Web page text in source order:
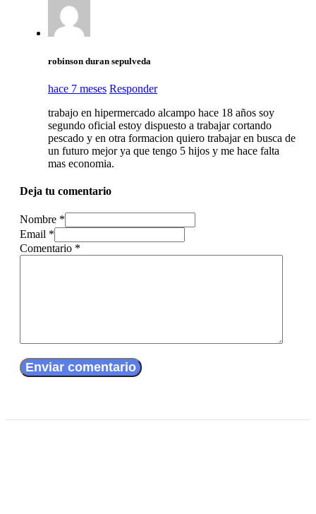
robinson duran sepulveda
hace 7 meses Responder
trabajo en hipermercado alcampo hace 18 años soy
segundo oficial estoy dispuesto a trabajar cortando
pescado y en otra formacion quiero trabajar en busca de
un futuro mejor ya que tengo 5 hijos y me hace falta
mas economia.
Deja tu comentario
Nombre *
Email *
Comentario *